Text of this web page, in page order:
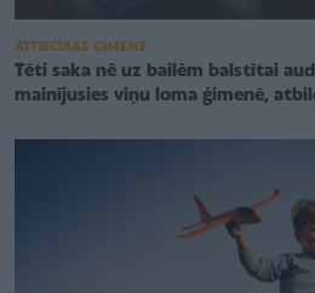
ATTIECĪBAS ĢIMENĒ
Tēti saka nē uz bailēm balstītai
mainījusies viņu loma ģimenē,